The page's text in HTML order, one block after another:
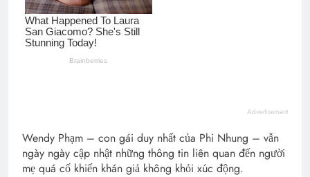
Advertisement
Wendy Phạm – con gái duy nhất của Phi Nhung – vẫn
ngày ngày cập nhật những thông tin liên quan đến người
mẹ quá cố khiến khán giả không khỏi xúc động.